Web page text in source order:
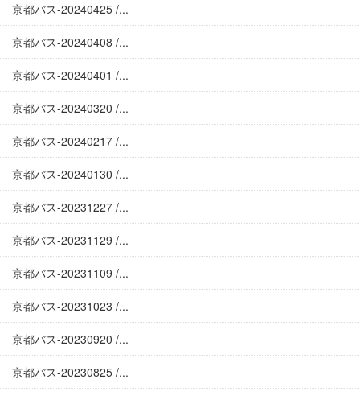
京都バス-20240425 /...
京都バス-20240408 /...
京都バス-20240401 /...
京都バス-20240320 /...
京都バス-20240217 /...
京都バス-20240130 /...
京都バス-20231227 /...
京都バス-20231129 /...
京都バス-20231109 /...
京都バス-20231023 /...
京都バス-20230920 /...
京都バス-20230825 /...